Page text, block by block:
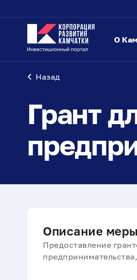
О
Назад
Грант
Описание меры
Предоставление